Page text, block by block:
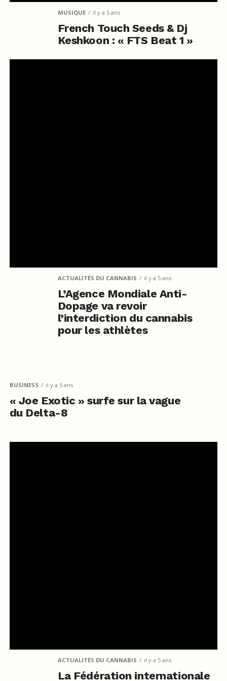
MUSIQUE il y a 5 ans
French Touch Seeds & Dj
Keshkoon : « FTS Beat 1 »
ACTUALITÉS DU CANNABIS il y a 5 ans
L’Agence Mondiale Anti-
Dopage va revoir
l’interdiction du cannabis
pour les athlètes
BUSINESS il y a 5 ans
« Joe Exotic » surfe sur la vague
du Delta-8
ACTUALITÉS DU CANNABIS il y a 5 ans
La Fédération internationale